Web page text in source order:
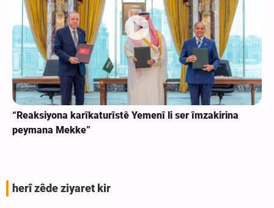
“Reaksiyona karîkaturîstê Yemenî li ser îmzakirina
peymana Mekke”
herî zêde ziyaret kir